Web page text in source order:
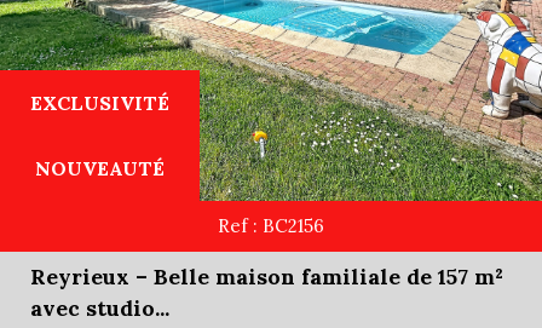
EXCLUSIVITÉ
NOUVEAUTÉ
Ref : BC2156
Reyrieux – Belle maison familiale de 157 m²
avec studio...